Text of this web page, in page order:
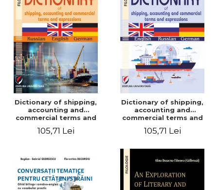
Dictionary of shipping,
accounting and
commercial terms and
English-German
105,71 Lei
Dictionary of shipping,
accounting and
commercial terms and
Russian – German
105,71 Lei